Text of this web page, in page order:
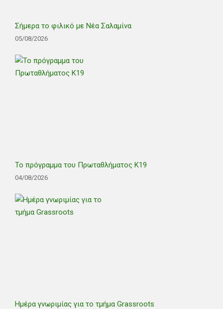
Σήμερα το φιλικό με Νέα Σαλαμίνα
05/08/2026
Το πρόγραμμα του Πρωταθλήματος Κ19
04/08/2026
Ημέρα γνωριμίας για το τμήμα Grassroots